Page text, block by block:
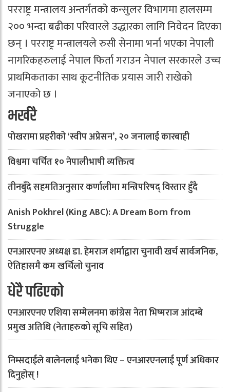
परराष्ट्र मन्त्रालय अन्तर्गतको कन्सुलर विभागमा हालसम्म
२०० भन्दा बढीका परिवारले उद्धारका लागि निवेदन दिएका
छन् । परराष्ट्र मन्त्रालयले रुसी सेनामा भर्ना भएका नेपाली
नागरिकहरुलाई नेपाल फिर्ता गराउन नेपाल सरकारले उच्च
प्राथमिकताका साथ कूटनीतिक प्रयास जारी राखेको
जनाएको छ ।
भर्खरै
पोखरामा प्रहरीको ‘स्वीप अप्रेसन’, २० जनालाई कारबाही
विश्वमा चर्चित १० नेपालीभाषी व्यक्तित्व
तीनबुँदे सहमतिअनुसार कर्णालीमा मन्त्रिपरिषद् विस्तार हुँदै
Anish Pokhrel (King ABC): A Dream Born from
Struggle
एनआरएनए अध्यक्ष डा. हेमराज शर्माद्वारा चुनावी खर्च सार्वजनिक,
ऐतिहासमै कम खर्चिलो चुनाव
धेरै पढिएको
एनआरएनए एशिया सम्मेलनमा कांग्रेस नेता भिष्मराज आंदम्बे
प्रमुख अतिथि (नेताहरुको सूचि सहित)
निम्सदाईले बालेनलाई भनेका थिए – एनआरएनलाई पूर्ण अधिकार
दिनुहोस् !